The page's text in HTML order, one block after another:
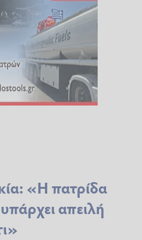
«Η πατρίδα
απειλή